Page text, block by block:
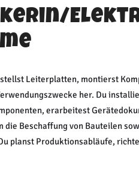
Leiterplatten, montierst
her. Du
erarbeitest
die Beschaffung von Bauteilen
planst Produktionsabläufe,